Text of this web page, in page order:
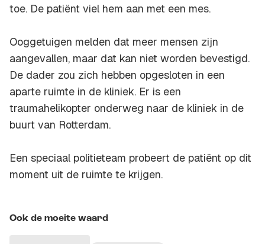
toe. De patiënt viel hem aan met een mes.
Ooggetuigen melden dat meer mensen zijn
aangevallen, maar dat kan niet worden bevestigd.
De dader zou zich hebben opgesloten in een
aparte ruimte in de kliniek. Er is een
traumahelikopter onderweg naar de kliniek in de
buurt van Rotterdam.
Een speciaal politieteam probeert de patiënt op dit
moment uit de ruimte te krijgen.
Ook de moeite waard